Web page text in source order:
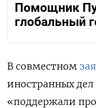
Помощник
глобальный
В совместном
иностранных
«поддержали